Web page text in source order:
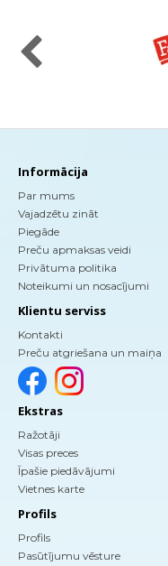
Informācija
Par mums
Vajadzētu zināt
Piegāde
Preču apmaksas veidi
Privātuma politika
Noteikumi un nosacījumi
Klientu serviss
Kontakti
Preču atgriešana un maiņa
Ekstras
Ražotāji
Visas preces
Īpašie piedāvājumi
Vietnes karte
Profils
Profils
Pasūtījumu vēsture